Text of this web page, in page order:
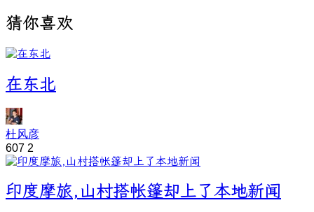
猜你喜欢
在东北
杜风彦
607 2
印度摩旅,山村搭帐篷却上了本地新闻